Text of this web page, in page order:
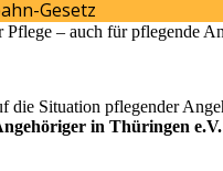
Pflege – auch für pflegende
die Situation pflegender
in Thüringen e.V.